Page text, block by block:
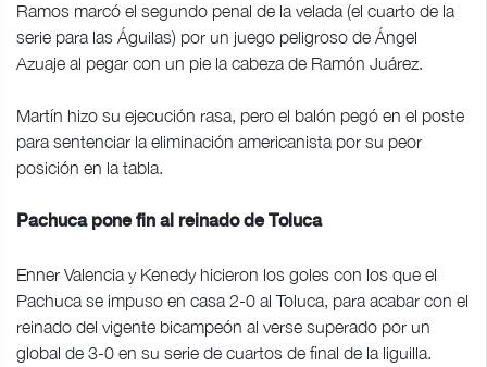
Ramos marcó el segundo penal de la velada (el cuarto de la
serie para las Águilas) por un juego peligroso de Ángel
Azuaje al pegar con un pie la cabeza de Ramón Juárez.
Martín hizo su ejecución rasa, pero el balón pegó en el poste
para sentenciar la eliminación americanista por su peor
posición en la tabla.
Pachuca pone fin al reinado de Toluca
Enner Valencia y Kenedy hicieron los goles con los que el
Pachuca se impuso en casa 2-0 al Toluca, para acabar con el
reinado del vigente bicampeón al verse superado por un
global de 3-0 en su serie de cuartos de final de la liguilla.